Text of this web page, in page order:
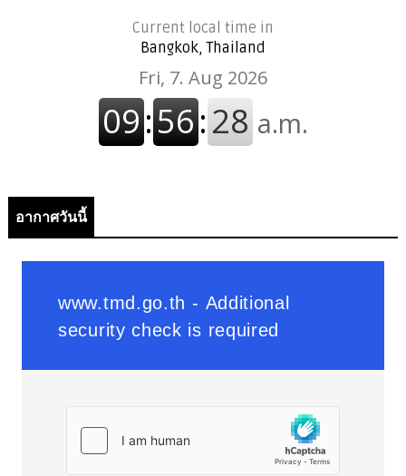
Current local time in
Bangkok, Thailand
อากาศวันนี้